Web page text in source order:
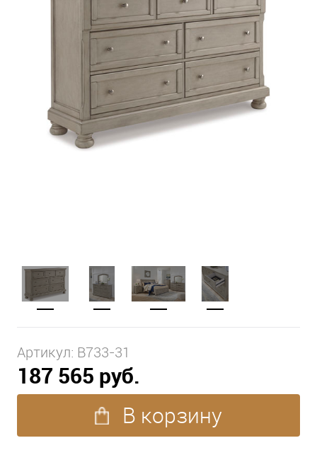
Артикул: B733-31
187 565 руб.
В корзину